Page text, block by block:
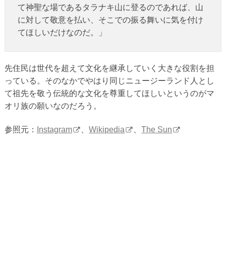
て神聖な場であるタラナキ山に登るのであれば、山
に対して敬意を払い、そこでの振る舞いに気を付け
てほしいだけなのだ。」
先住民は世代を超えて文化を継承していく大きな役割を担
っている。そのなかでやはり同じニュージーランド人とし
て祖先を敬う伝統的な文化を尊重してほしいというのがマ
オリ族の願いなのだろう。
参照元： Instagram 、Wikipedia 、The Sun